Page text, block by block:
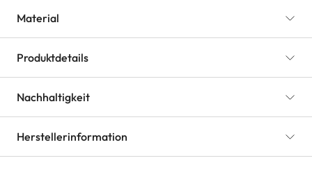
Material
Produktdetails
Nachhaltigkeit
Herstellerinformation